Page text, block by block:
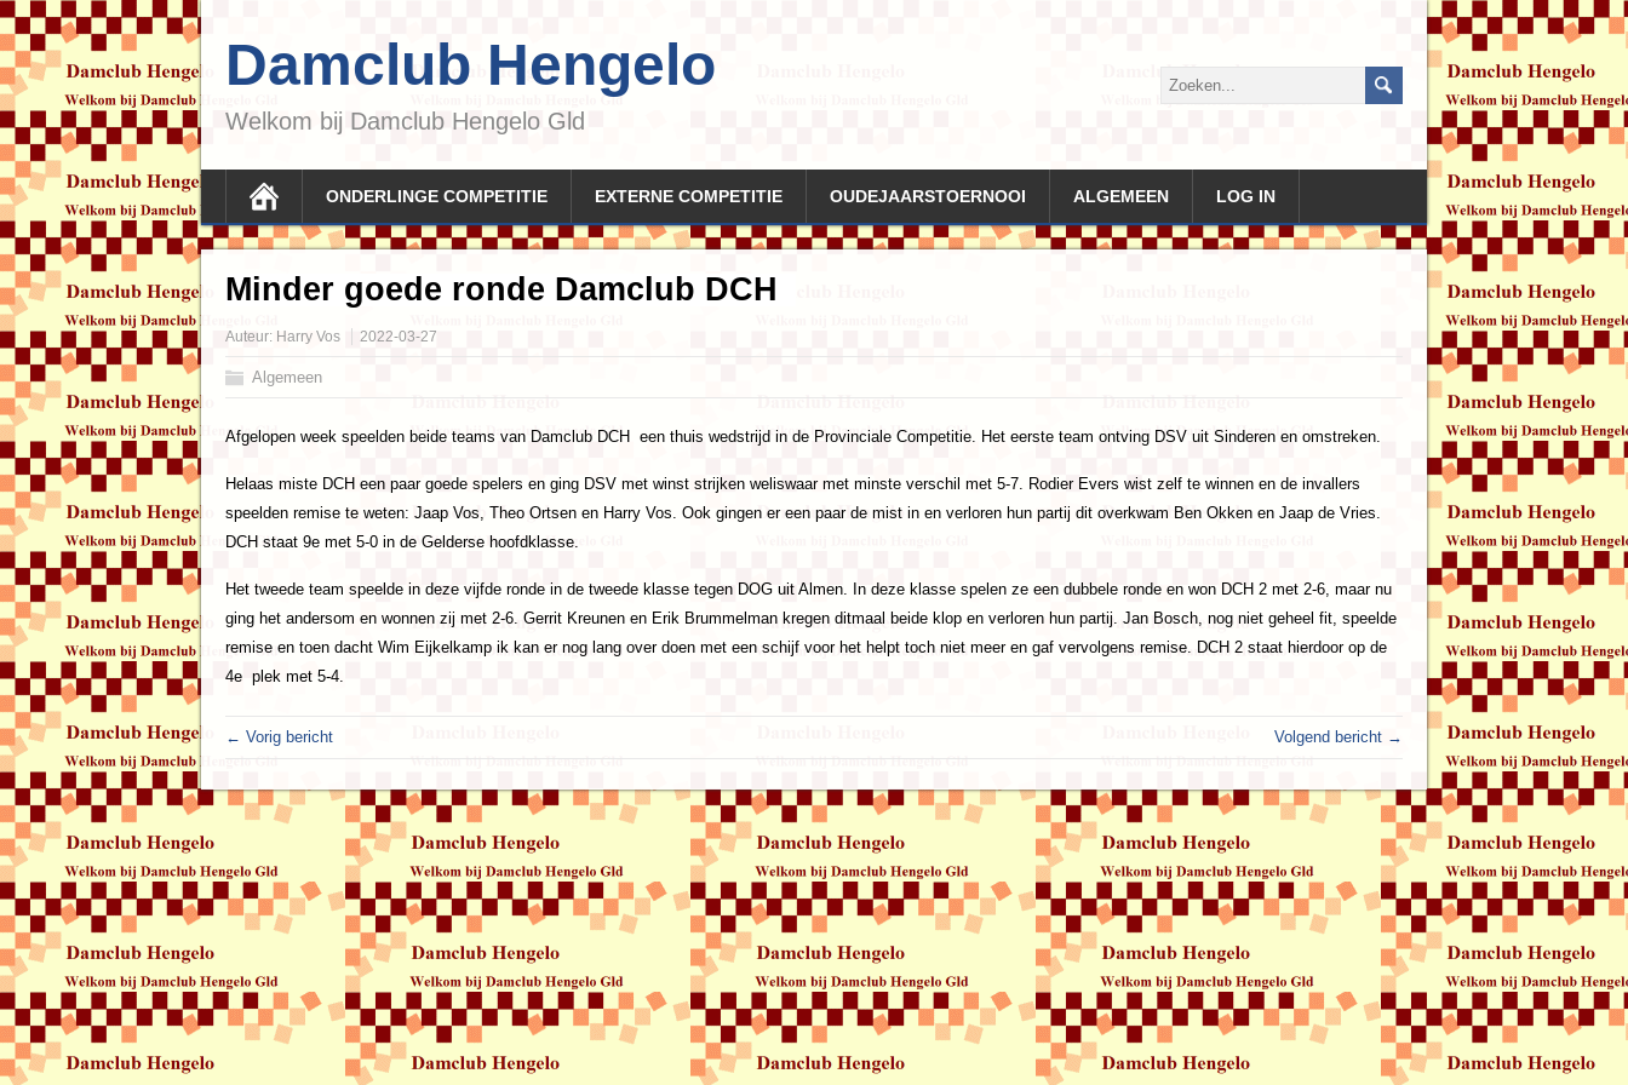
Damclub Hengelo
Welkom bij Damclub Hengelo Gld
ONDERLINGE COMPETITIE EXTERNE COMPETITIE OUDEJAARSTOERNOOI ALGEMEEN LOG IN
Minder goede ronde Damclub DCH
Auteur: Harry Vos 2022-03-27
Algemeen
Afgelopen week speelden beide teams van Damclub DCH een thuis wedstrijd in de Provinciale Competitie. Het eerste team ontving DSV uit Sinderen en omstreken.
Helaas miste DCH een paar goede spelers en ging DSV met winst strijken weliswaar met minste verschil met 5-7. Rodier Evers wist zelf te winnen en de invallers
speelden remise te weten: Jaap Vos, Theo Ortsen en Harry Vos. Ook gingen er een paar de mist in en verloren hun partij dit overkwam Ben Okken en Jaap de Vries.
DCH staat 9e met 5-0 in de Gelderse hoofdklasse.
Het tweede team speelde in deze vijfde ronde in de tweede klasse tegen DOG uit Almen. In deze klasse spelen ze een dubbele ronde en won DCH 2 met 2-6, maar nu
ging het andersom en wonnen zij met 2-6. Gerrit Kreunen en Erik Brummelman kregen ditmaal beide klop en verloren hun partij. Jan Bosch, nog niet geheel fit, speelde
remise en toen dacht Wim Eijkelkamp ik kan er nog lang over doen met een schijf voor het helpt toch niet meer en gaf vervolgens remise. DCH 2 staat hierdoor op de
4e plek met 5-4.
← Vorig bericht Volgend bericht →